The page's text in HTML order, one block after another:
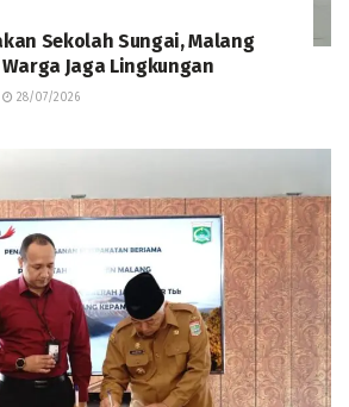
Sekolah Sungai, Malang
Jaga Lingkungan
28/07/2026